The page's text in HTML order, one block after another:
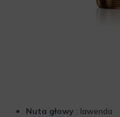
Nuta głowy : lawenda